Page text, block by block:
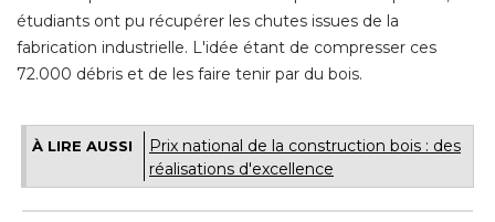
étudiants ont pu récupérer les chutes issues de la
fabrication industrielle. L'idée étant de compresser ces
72.000 débris et de les faire tenir par du bois.
À LIRE AUSSI
Prix national de la construction bois : des
réalisations d'excellence